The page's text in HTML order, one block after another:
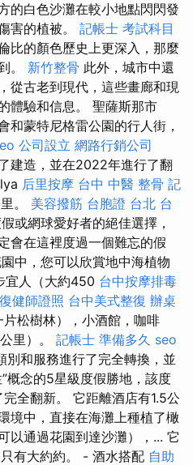
的白色沙灘在較小地點閃閃發
害的植被。 記帳士 考試科目
比的顏色歷史上更深入，那麼
。 新竹整骨 此外，城市中還
從古老到現代，這些畫廊和現
體驗和信息。 聖薩斯那市
和蒙特尼格雷公園的行人街，
公司設立 網路行銷公司
建造，並在2022年進行了翻
后里按摩 台中 中醫 整骨 記
。 美容撥筋 台胞證 台北 台
或網球愛好者的絕佳選擇，
會在這裡度過一個難忘的假
中，您可以欣賞地中海植物
宜人（大約450 台中按摩排毒
復健師證照 台中美式整復 辦桌
片松樹林），小酒館，咖啡
里）。 記帳士 準備多久 seo
別和服務進行了完全轉換，並
概念的5星級度假勝地，該度
全翻新。 它距離酒店有1.5公
境中，直接在海灘上種植了橄
以通過花園到達沙灘），... 它
有大約約。 - 酒水搭配 自助